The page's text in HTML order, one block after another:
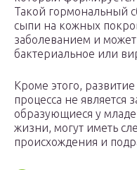
Такой гормональный
сыпи на кожных
заболеванием и
бактериальное или
Кроме этого,
процесса не
образующиеся у
жизни, могут иметь
происхождения и